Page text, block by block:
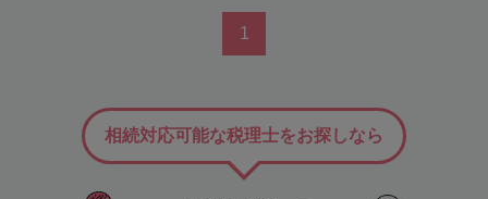
1
相続対応可能な税理士をお探しなら